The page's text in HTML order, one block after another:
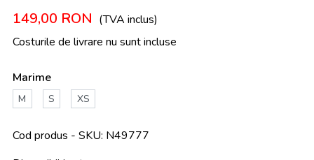
149,00 RON (TVA inclus)
Costurile de livrare nu sunt incluse
Marime
M S XS
Cod produs - SKU N49777